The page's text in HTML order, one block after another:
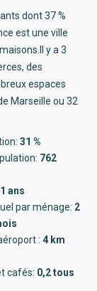
dont 37 %
est une ville
y a 3
des
espaces
Marseille ou 32
31 %
762
ans
par ménage: 2
: 4 km
cafés: 0,2 tous